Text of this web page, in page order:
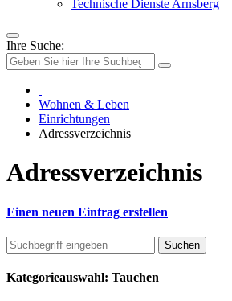
Technische Dienste Arnsberg
Ihre Suche:
Wohnen & Leben
Einrichtungen
Adressverzeichnis
Adressverzeichnis
Einen neuen Eintrag erstellen
Kategorieauswahl: Tauchen